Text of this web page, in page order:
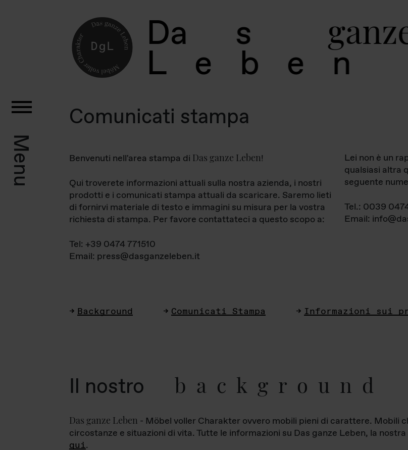
Da s gan
L e b e
Menu
Comunicati stampa
Benvenuti nell'area stampa di Das ganze Leben!
Qui troverete informazioni attuali sulla nostra azienda, i nostri
prodotti e i comunicati stampa attuali da scaricare. Saremo lieti
di fornirvi materiale di testo e immagini su misura per la vostra
richiesta di stampa. Per favore contattateci a questo scopo a:
Tel: +39 0474 771510
Email: press@dasganzeleben.it
Lei non è un
qualsiasi altra
seguente
Tel.: 0039
Email:
Background Comunicati Stampa Informazioni sui
Il nostro background
Das ganze Leben - Möbel voller Charakter ovvero mobili pieni di carattere. Mobili
circostanze e situazioni di vita. Tutte le informazioni su Das ganze Leben, la
qui.